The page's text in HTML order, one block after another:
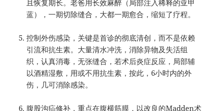
且恢复期长。老爸用长效麻醉（局部注入稀释的亚甲
蓝），一期切除缝合，大都一期愈合，缩短了疗程。
控制外伤感染，关键是首诊的彻底清创，而不是依赖
引流和抗生素。大量清水冲洗，消除异物及失活组
织，认真消毒，无张缝合，若术后炎症反应，局部辅
以酒精湿敷，用或不用抗生素，按此，6小时内的外
伤，几可消除感染。
腹股沟疝修补，重点在腹横筋膜，以改良的Madden术